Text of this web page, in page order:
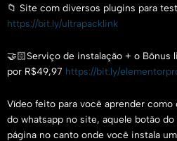
📁 Site com diversos plugins para
https://bit.ly/ultrapacklink
🤝🏻Serviço de instalação + o Bônus
por R$49,97 https://bit.ly/
Vídeo feito para você aprender
do whatsapp no site, aquele botão
página no canto onde você instala